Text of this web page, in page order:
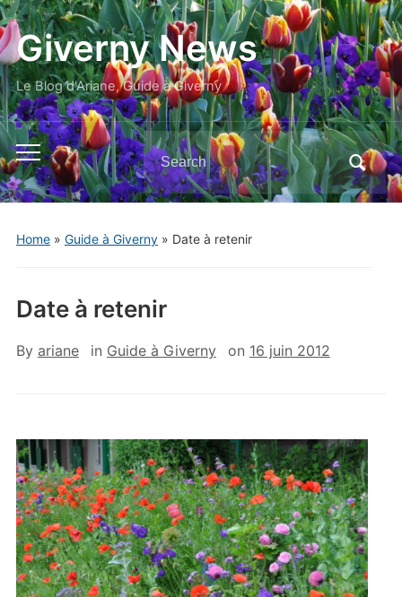
Giverny News
Le Blog d'Ariane, Guide à Giverny
Toggle
mobile
menu
Search
for:
Home» Guide à Giverny» Date à retenir
Date à retenir
By ariane in Guide à Giverny on 16 juin 2012